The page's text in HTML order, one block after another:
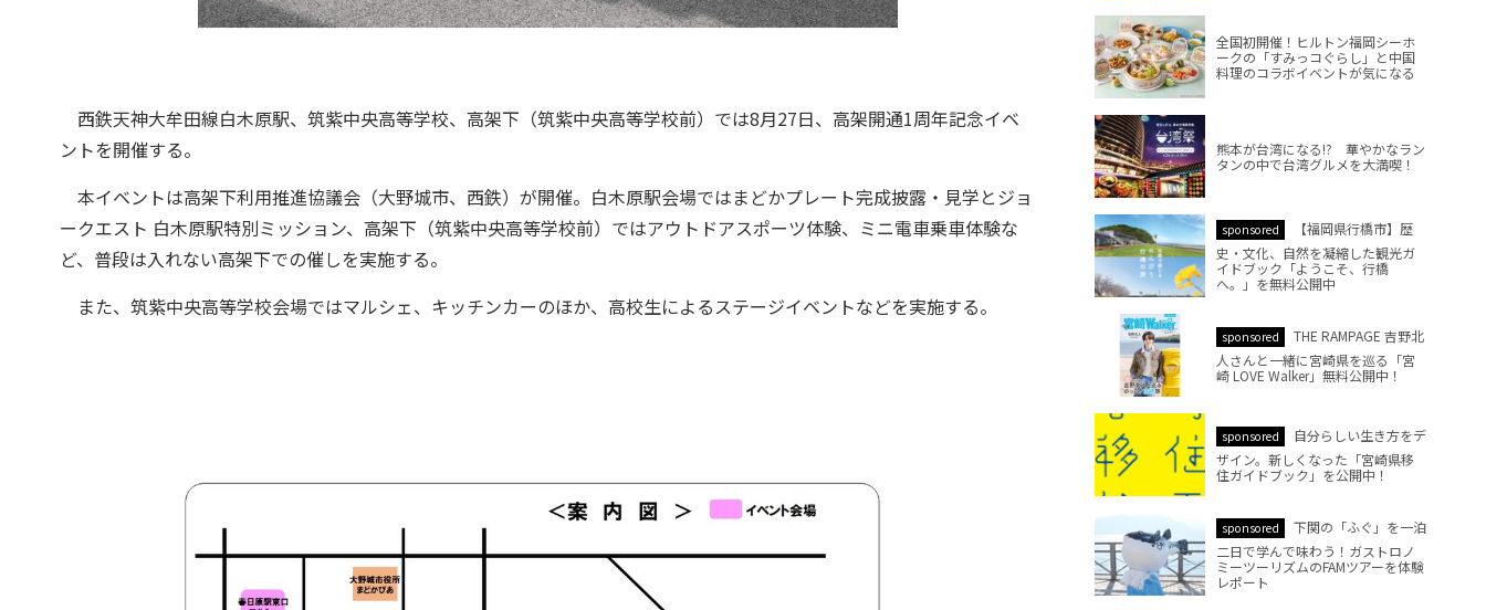
西鉄天神大牟田線白木原駅、筑紫中央高等学校、高架下（筑紫中央高等学校前）では8月27日、高架開通1周年記念イベ
ントを開催する。
本イベントは高架下利用推進協議会（大野城市、西鉄）が開催。白木原駅会場ではまどかプレート完成披露・見学とジョ
ークエスト 白木原駅特別ミッション、高架下（筑紫中央高等学校前）ではアウトドアスポーツ体験、ミニ電車乗車体験な
ど、普段は入れない高架下での催しを実施する。
また、筑紫中央高等学校会場ではマルシェ、キッチンカーのほか、高校生によるステージイベントなどを実施する。
全国初開催！ヒルトン福岡シーホ
ークの「すみっコぐらし」と中国
料理のコラボイベントが気になる
熊本が台湾になる!? 華やかなラン
タンの中で台湾グルメを大満喫！
sponsored
【福岡県行橋市】歴
史・文化、自然を凝縮した観光ガ
イドブック「ようこそ、行橋
へ。」を無料公開中
sponsored
THE RAMPAGE 吉野北
人さんと一緒に宮崎県を巡る「宮
崎 LOVE Walker」無料公開中！
sponsored
自分らしい生き方をデ
ザイン。新しくなった「宮崎県移
住ガイドブック」を公開中！
sponsored
下関の「ふぐ」を一泊
二日で学んで味わう！ガストロノ
ミーツーリズムのFAMツアーを体験
レポート